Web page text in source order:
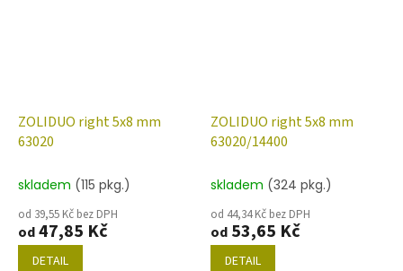
ZOLIDUO right 5x8 mm
63020
skladem (115 pkg.)
od 39,55 Kč bez DPH
od47,85 Kč
DETAIL
ZOLIDUO right 5x8 mm
63020/14400
skladem (324 pkg.)
od 44,34 Kč bez DPH
od 53,65 Kč
DETAIL